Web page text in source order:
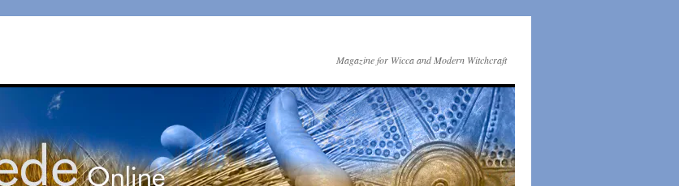
Magazine for Wicca and Modern Witchcraft